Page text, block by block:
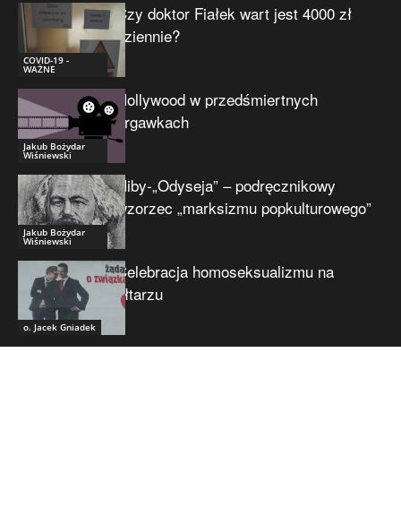
COVID-19 -
WAŻNE
Czy doktor Fiałek wart jest 4000 zł
dziennie?
Jakub Bożydar
Wiśniewski
Hollywood w przedśmiertnych
drgawkach
Jakub Bożydar
Wiśniewski
Niby-„Odyseja” – podręcznikowy
wzorzec „marksizmu popkulturowego”
o. Jacek Gniadek
Celebracja homoseksualizmu na
ołtarzu